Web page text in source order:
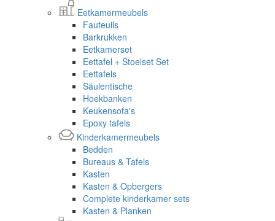
Eetkamermeubels
Fauteuils
Barkrukken
Eetkamerset
Eettafel + Stoelset Set
Eettafels
Säulentische
Hoekbanken
Keukensofa's
Epoxy tafels
Kinderkamermeubels
Bedden
Bureaus & Tafels
Kasten
Kasten & Opbergers
Complete kinderkamer sets
Kasten & Planken